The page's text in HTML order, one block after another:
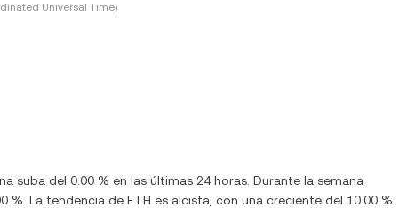
Universal Time)
suba del 0.00 % en las últimas 24 horas. Durante la semana
%. La tendencia de ETH es alcista, con una creciente del 10.00 %